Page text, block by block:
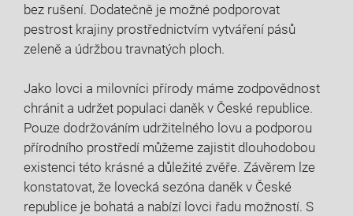
bez rušení. Dodatečně je ‌možné‌ podporovat
pestrost krajiny‌ prostřednictvím vytváření pásů
zeleně⁤ a údržbou travnatých ploch.
Jako ‍lovci a milovníci přírody máme zodpovědnost
chránit ‌a udržet populaci‌ daněk v České republice.⁣
Pouze dodržováním ‍udržitelného ⁢lovu a podporou
přírodního prostředí můžeme zajistit dlouhodobou
existenci této krásné a důležité zvěře. Závěrem ⁤lze
konstatovat, že lovecká sezóna daněk v České
republice je bohatá a nabízí lovci ‌řadu možností. S